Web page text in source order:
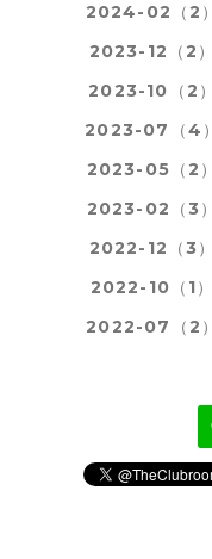
2024-02（2）
2023-12（2）
2023-10（2）
2023-07（4）
2023-05（2）
2023-02（3）
2022-12（3）
2022-10（1）
2022-07（2）